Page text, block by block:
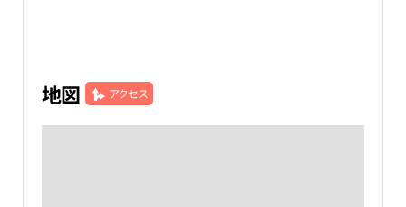
地図 アクセス